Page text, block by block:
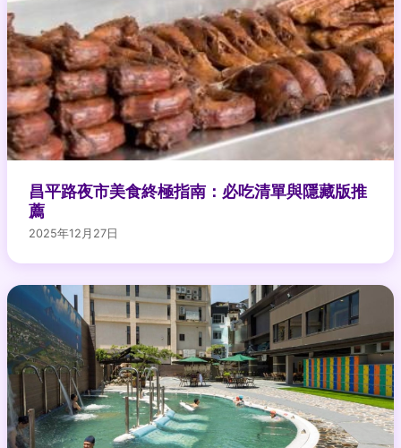
昌平路夜市美食終極指南：必吃清單與隱藏版推
薦
2025年12月27日